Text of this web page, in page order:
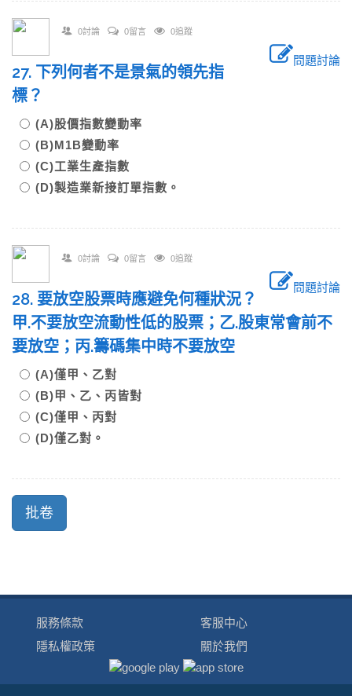
0討論 0留言 0追蹤
問題討論
27. 下列何者不是景氣的領先指
標？
(A)股價指數變動率
(B)M1B變動率
(C)工業生產指數
(D)製造業新接訂單指數。
0討論 0留言 0追蹤
問題討論
28. 要放空股票時應避免何種狀況？
甲.不要放空流動性低的股票；乙.股東常會前不
要放空；丙.籌碼集中時不要放空
(A)僅甲、乙對
(B)甲、乙、丙皆對
(C)僅甲、丙對
(D)僅乙對。
服務條款
隱私權政策
客服中心
關於我們